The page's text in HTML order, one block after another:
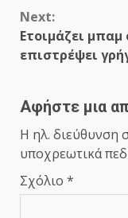
Next:
Ετοιμάζει
επιστρέψει
Αφήστε μια
Η ηλ. διεύθυνση
υποχρεωτικά
Σχόλιο *